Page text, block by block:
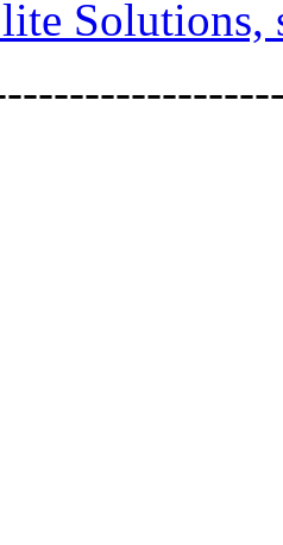
Solutions,